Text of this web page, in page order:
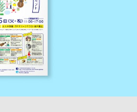
［b］